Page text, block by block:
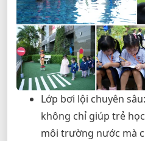
Lớp bơi lội chuyên
không chỉ giúp trẻ
môi trường nước mà